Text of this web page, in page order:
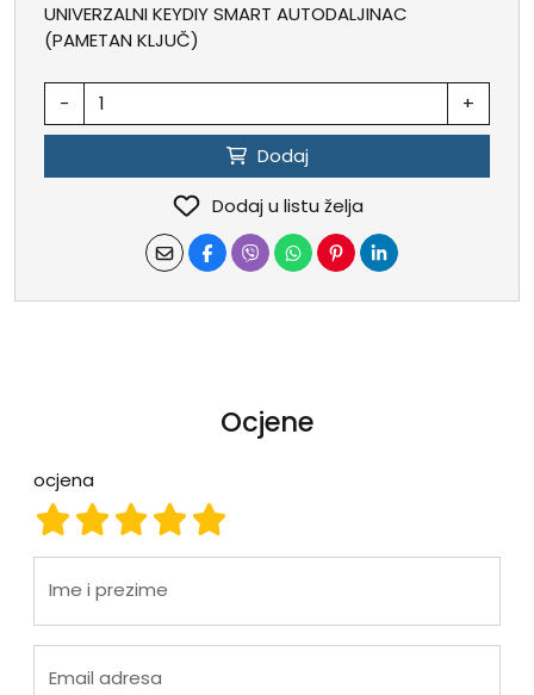
UNIVERZALNI KEYDIY SMART AUTODALJINAC
(PAMETAN KLJUČ)
- +
Dodaj
Dodaj u listu želja
Ocjene
ocjena
ocjena 5
ocjena 4
ocjena 3
ocjena 2
ocjena 1
Ime i prezime
Email adresa